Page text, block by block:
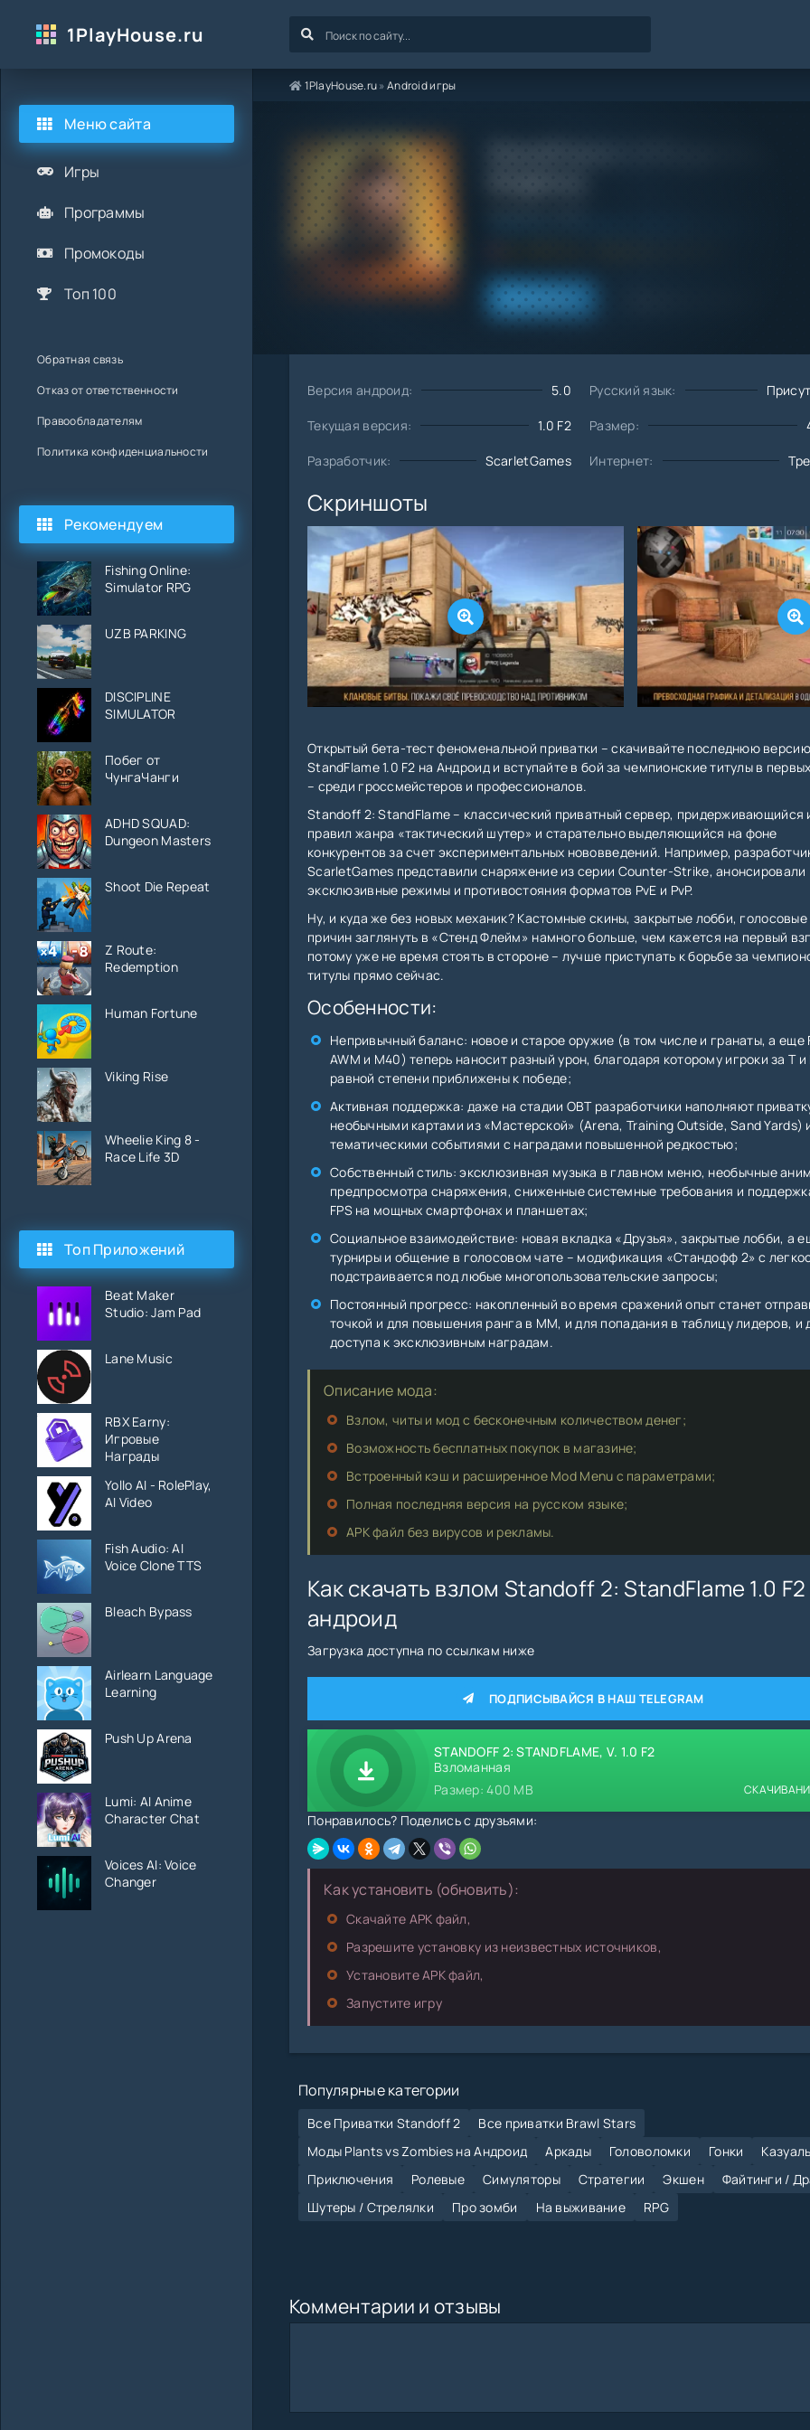
1PlayHouse.ru
1PlayHouse.ru»Android игры
StandFlame 1.0 F2 для
Скачать
Версия андроид: 5.0 Русский язык:
Текущая версия: 1.0 F2 Размер:
Разработчик: ScarletGames Интернет:
Скриншоты
Открытый бета-тест феноменальной приватки – скачивайте последнюю версию
StandFlame 1.0 F2 на Андроид и вступайте в бой за чемпионские титулы в
– среди гроссмейстеров и профессионалов.
Standoff 2: StandFlame – классический приватный сервер, придерживающийся
правил жанра «тактический шутер» и старательно выделяющийся на фоне
конкурентов за счет экспериментальных нововведений. Например,
ScarletGames представили снаряжение из серии Counter-Strike, анонсировали
эксклюзивные режимы и противостояния форматов PvE и PvP.
Ну, и куда же без новых механик? Кастомные скины, закрытые лобби, голосовые
причин заглянуть в «Стенд Флейм» намного больше, чем кажется на первый
потому уже не время стоять в стороне – лучше приступать к борьбе за
титулы прямо сейчас.
Особенности:
Непривычный баланс: новое и старое оружие (в том числе и гранаты, а еще
AWM и M40) теперь наносит разный урон, благодаря которому игроки за Т и
равной степени приближены к победе;
Активная поддержка: даже на стадии OBT разработчики наполняют
необычными картами из «Мастерской» (Arena, Training Outside, Sand Yards)
тематическими событиями с наградами повышенной редкостью;
Собственный стиль: эксклюзивная музыка в главном меню, необычные
предпросмотра снаряжения, сниженные системные требования и
FPS на мощных смартфонах и планшетах;
Социальное взаимодействие: новая вкладка «Друзья», закрытые лобби, а
турниры и общение в голосовом чате – модификация «Стандофф 2» с
подстраивается под любые многопользовательские запросы;
Постоянный прогресс: накопленный во время сражений опыт станет
точкой и для повышения ранга в MM, и для попадания в таблицу лидеров, и
доступа к эксклюзивным наградам.
Описание мода:
Взлом, читы и мод с бесконечным количеством денег;
Возможность бесплатных покупок в магазине;
Встроенный кэш и расширенное Mod Menu с параметрами;
Полная последняя версия на русском языке;
APK файл без вирусов и рекламы.
Как скачать взлом Standoff 2: StandFlame 1.0 F2
андроид
Загрузка доступна по ссылкам ниже
ПОДПИСЫВАЙСЯ В НАШ TELEGRAM
STANDOFF 2: STANDFLAME, V. 1.0 F2
Взломанная
Размер: 400 MB
Понравилось? Поделись с друзьями:
Как установить (обновить):
Скачайте APK файл,
Разрешите установку из неизвестных источников,
Установите APK файл,
Запустите игру
Популярные категории
Все Приватки Standoff 2
Все приватки Brawl Stars
Моды Plants vs Zombies на Андроид
Аркады Головоломки Гонки
Приключения
Ролевые Симуляторы Стратегии Экшен
Файтинги /
Шутеры / Стрелялки
Про зомби На выживание RPG
Комментарии и отзывы
Меню сайта
Игры
Программы
Промокоды
Топ 100
Обратная связь
Отказ от ответственности
Правообладателям
Политика конфиденциальности
Рекомендуем
Fishing Online:
Simulator RPG
UZB PARKING
DISCIPLINE
SIMULATOR
Побег от
ЧунгаЧанги
ADHD SQUAD:
Dungeon Masters
Shoot Die Repeat
Z Route:
Redemption
Human Fortune
Viking Rise
Wheelie King 8 -
Race Life 3D
Топ Приложений
Beat Maker
Studio: Jam Pad
Lane Music
RBX Earny:
Игровые
Награды
Yollo AI - RolePlay,
AI Video
Fish Audio: AI
Voice Clone TTS
Bleach Bypass
Airlearn Language
Learning
Push Up Arena
Lumi: AI Anime
Character Chat
Voices AI: Voice
Changer